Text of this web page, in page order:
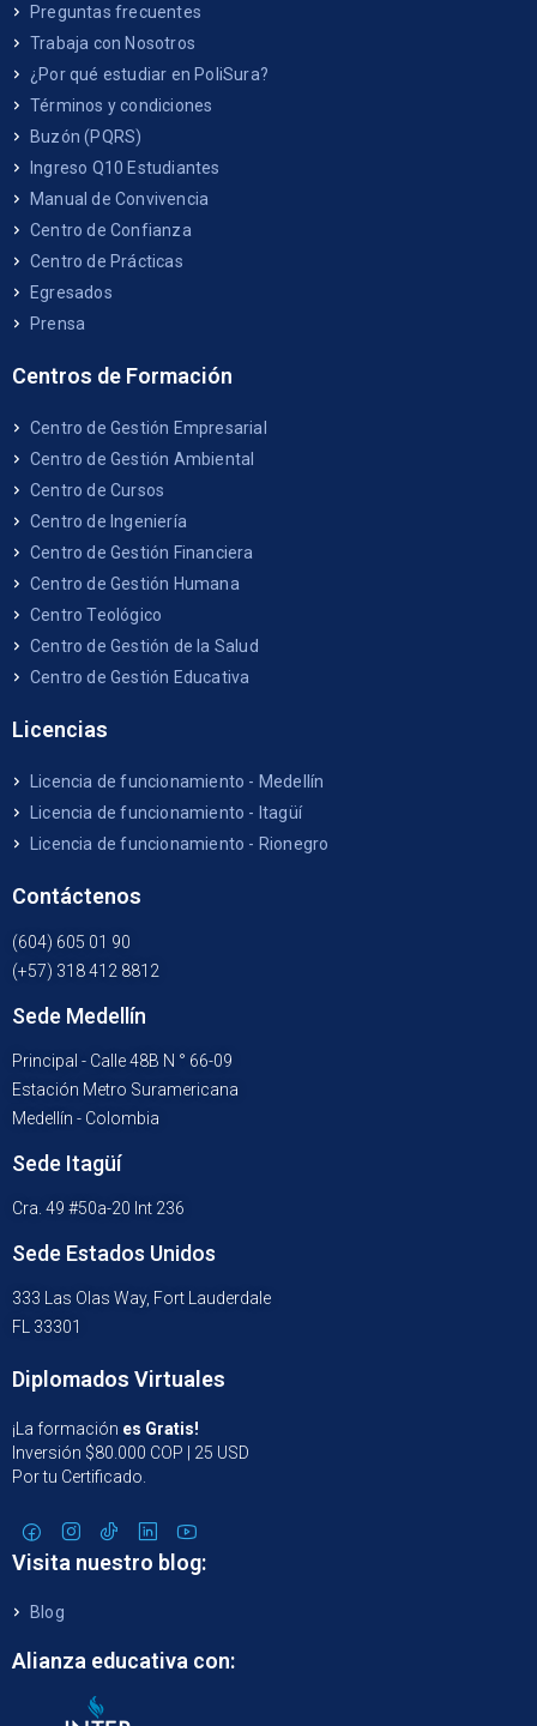
Preguntas frecuentes
Trabaja con Nosotros
¿Por qué estudiar en PoliSura?
Términos y condiciones
Buzón (PQRS)
Ingreso Q10 Estudiantes
Manual de Convivencia
Centro de Confianza
Centro de Prácticas
Egresados
Prensa
Centros de Formación
Centro de Gestión Empresarial
Centro de Gestión Ambiental
Centro de Cursos
Centro de Ingeniería
Centro de Gestión Financiera
Centro de Gestión Humana
Centro Teológico
Centro de Gestión de la Salud
Centro de Gestión Educativa
Licencias
Licencia de funcionamiento - Medellín
Licencia de funcionamiento - Itagüí
Licencia de funcionamiento - Rionegro
Contáctenos
(604) 605 01 90
(+57) 318 412 8812
Sede Medellín
Principal - Calle 48B N ° 66-09
Estación Metro Suramericana
Medellín - Colombia
Sede Itagüí
Cra. 49 #50a-20 Int 236
Sede Estados Unidos
333 Las Olas Way, Fort Lauderdale
FL 33301
Diplomados Virtuales
¡La formación es Gratis!
Inversión $80.000 COP | 25 USD
Por tu Certificado.
Visita nuestro blog:
Blog
Alianza educativa con: